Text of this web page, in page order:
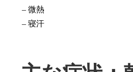
– 微熱
– 寝汗